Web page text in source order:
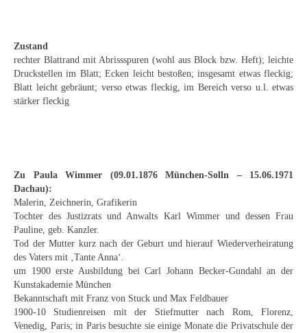
Helmut Diekmann
Hermann Dieste
Arne Siegfried
Curt Wittenbecher
Weitere Künstler nach 1945
Unbekannt
Autographen / Dokumente
Zustand
rechter Blattrand mit Abrissspuren (wohl aus Block bzw. Heft); leichte
Druckstellen im Blatt; Ecken leicht bestoßen; insgesamt etwas fleckig;
Blatt leicht gebräunt; verso etwas fleckig, im Bereich verso u.l. etwas
stärker fleckig
Zu Paula Wimmer (09.01.1876 München-Solln – 15.06.1971
Dachau):
Malerin, Zeichnerin, Grafikerin
Tochter des Justizrats und Anwalts Karl Wimmer und dessen Frau
Pauline, geb. Kanzler.
Tod der Mutter kurz nach der Geburt und hierauf Wiederverheiratung
des Vaters mit ‚Tante Anna‘.
um 1900 erste Ausbildung bei Carl Johann Becker-Gundahl an der
Kunstakademie München
Bekanntschaft mit Franz von Stuck und Max Feldbauer
1900-10 Studienreisen mit der Stiefmutter nach Rom, Florenz,
Venedig, Paris; in Paris besuchte sie einige Monate die Privatschule der